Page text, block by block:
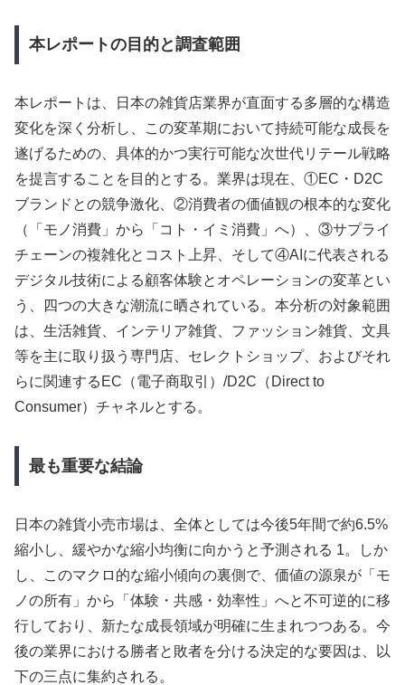
本レポートの目的と調査範囲
本レポートは、日本の雑貨店業界が直面する多層的な構造
変化を深く分析し、この変革期において持続可能な成長を
遂げるための、具体的かつ実行可能な次世代リテール戦略
を提言することを目的とする。業界は現在、①EC・D2C
ブランドとの競争激化、②消費者の価値観の根本的な変化
（「モノ消費」から「コト・イミ消費」へ）、③サプライ
チェーンの複雑化とコスト上昇、そして④AIに代表される
デジタル技術による顧客体験とオペレーションの変革とい
う、四つの大きな潮流に晒されている。本分析の対象範囲
は、生活雑貨、インテリア雑貨、ファッション雑貨、文具
等を主に取り扱う専門店、セレクトショップ、およびそれ
らに関連するEC（電子商取引）/D2C（Direct to
Consumer）チャネルとする。
最も重要な結論
日本の雑貨小売市場は、全体としては今後5年間で約6.5%
縮小し、緩やかな縮小均衡に向かうと予測される 1。しか
し、このマクロ的な縮小傾向の裏側で、価値の源泉が「モ
ノの所有」から「体験・共感・効率性」へと不可逆的に移
行しており、新たな成長領域が明確に生まれつつある。今
後の業界における勝者と敗者を分ける決定的な要因は、以
下の三点に集約される。